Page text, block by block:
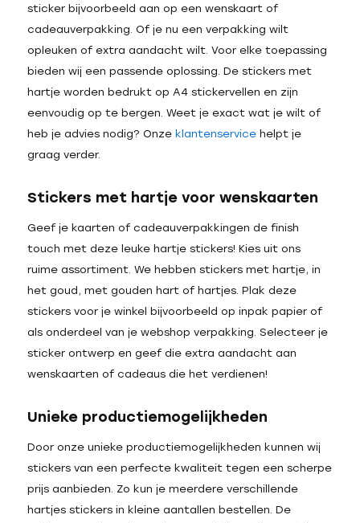
sticker bijvoorbeeld aan op een wenskaart of
cadeauverpakking. Of je nu een verpakking wilt
opleuken of extra aandacht wilt. Voor elke toepassing
bieden wij een passende oplossing. De stickers met
hartje worden bedrukt op A4 stickervellen en zijn
eenvoudig op te bergen. Weet je exact wat je wilt of
heb je advies nodig? Onze klantenservicehelpt je
graag verder.
Stickers met hartje voor wenskaarten
Geef je kaarten of cadeauverpakkingen de finish
touch met deze leuke hartje stickers! Kies uit ons
ruime assortiment. We hebben stickers met hartje, in
het goud, met gouden hart of hartjes. Plak deze
stickers voor je winkel bijvoorbeeld op inpak papier of
als onderdeel van je webshop verpakking. Selecteer je
sticker ontwerp en geef die extra aandacht aan
wenskaarten of cadeaus die het verdienen!
Unieke productiemogelijkheden
Door onze unieke productiemogelijkheden kunnen wij
stickers van een perfecte kwaliteit tegen een scherpe
prijs aanbieden. Zo kun je meerdere verschillende
hartjes stickers in kleine aantallen bestellen. De